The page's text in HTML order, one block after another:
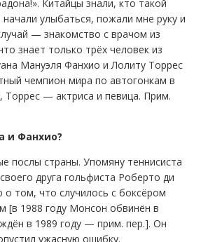
Китайцы знали, кто такой
улыбаться, пожали мне руку и
— знакомство с врачом из
знает только трёх человек из
Мануэля Фанхио и Лолиту Торрес
чемпион мира по автогонкам в
Торрес — актриса и певица. Прим.
и Фанхио?
послы страны. Упомяну теннисиста
друга гольфиста Роберто ди
том, что случилось с боксёром
[в 1988 году Монсон обвинён в
в 1989 году — прим. пер.]. Он
ужасную ошибку.